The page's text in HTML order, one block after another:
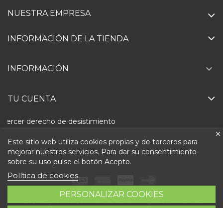
NUESTRA EMPRESA
INFORMACIÓN DE LA TIENDA
Este sitio web utiliza cookies propias y de terceros para
mejorar nuestros servicios. Para dar su consentimiento
sobre su uso pulse el botón Acepto.
Política de cookies
PERSONALIZAR COOKIES
INFORMACIÓN 
TU CUENTA
Ejercer derecho de desistimiento
Todos los precios son indicados con impuestos incluidos